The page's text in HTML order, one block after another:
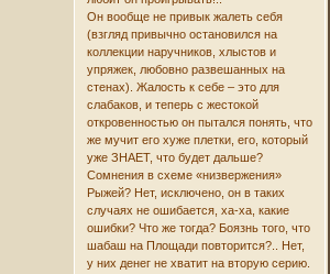
Он вообще не привык жалеть себя
(взгляд привычно остановился на
коллекции наручников, хлыстов и
упряжек, любовно развешанных на
стенах). Жалость к себе – это для
слабаков, и теперь с жестокой
откровенностью он пытался понять, что
же мучит его хуже плетки, его, который
уже ЗНАЕТ, что будет дальше?
Сомнения в схеме «низвержения»
Рыжей? Нет, исключено, он в таких
случаях не ошибается, ха-ха, какие
ошибки? Что же тогда? Боязнь того, что
шабаш на Площади повторится?.. Нет,
у них денег не хватит на вторую серию.